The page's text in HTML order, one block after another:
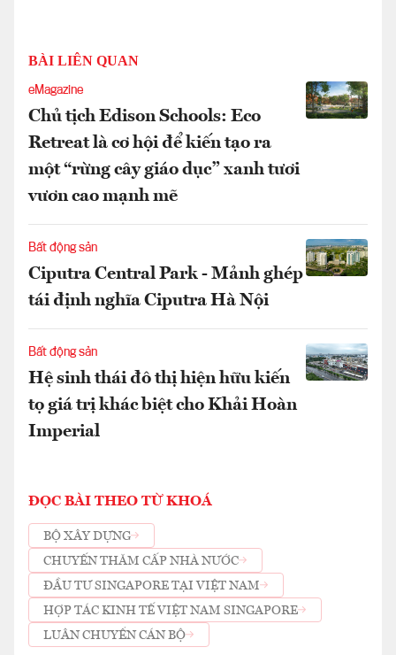
BÀI LIÊN QUAN
eMagazine
Chủ tịch Edison Schools: Eco
Retreat là cơ hội để kiến tạo ra
một “rừng cây giáo dục” xanh tươi
vươn cao mạnh mẽ
Bất động sản
Ciputra Central Park - Mảnh ghép
tái định nghĩa Ciputra Hà Nội
Bất động sản
Hệ sinh thái đô thị hiện hữu kiến
tọ giá trị khác biệt cho Khải Hoàn
Imperial
ĐỌC BÀI THEO TỪ KHOÁ
BỘ XÂY DỰNG
CHUYẾN THĂM CẤP NHÀ NƯỚC
ĐẦU TƯ SINGAPORE TẠI VIỆT NAM
HỢP TÁC KINH TẾ VIỆT NAM SINGAPORE
LUÂN CHUYỂN CÁN BỘ